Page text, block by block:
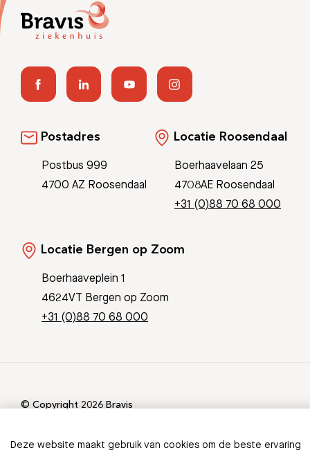
Deze website maakt gebruik van cookies om de beste ervaring
Postadres
Postbus 999
4700 AZ Roosendaal
Locatie Roosendaal
Boerhaavelaan 25
4708AE Roosendaal
+31 (0)88 70 68 000
Locatie Bergen op Zoom
Boerhaaveplein 1
4624VT Bergen op Zoom
+31 (0)88 70 68 000
© Copyright 2026 Bravis